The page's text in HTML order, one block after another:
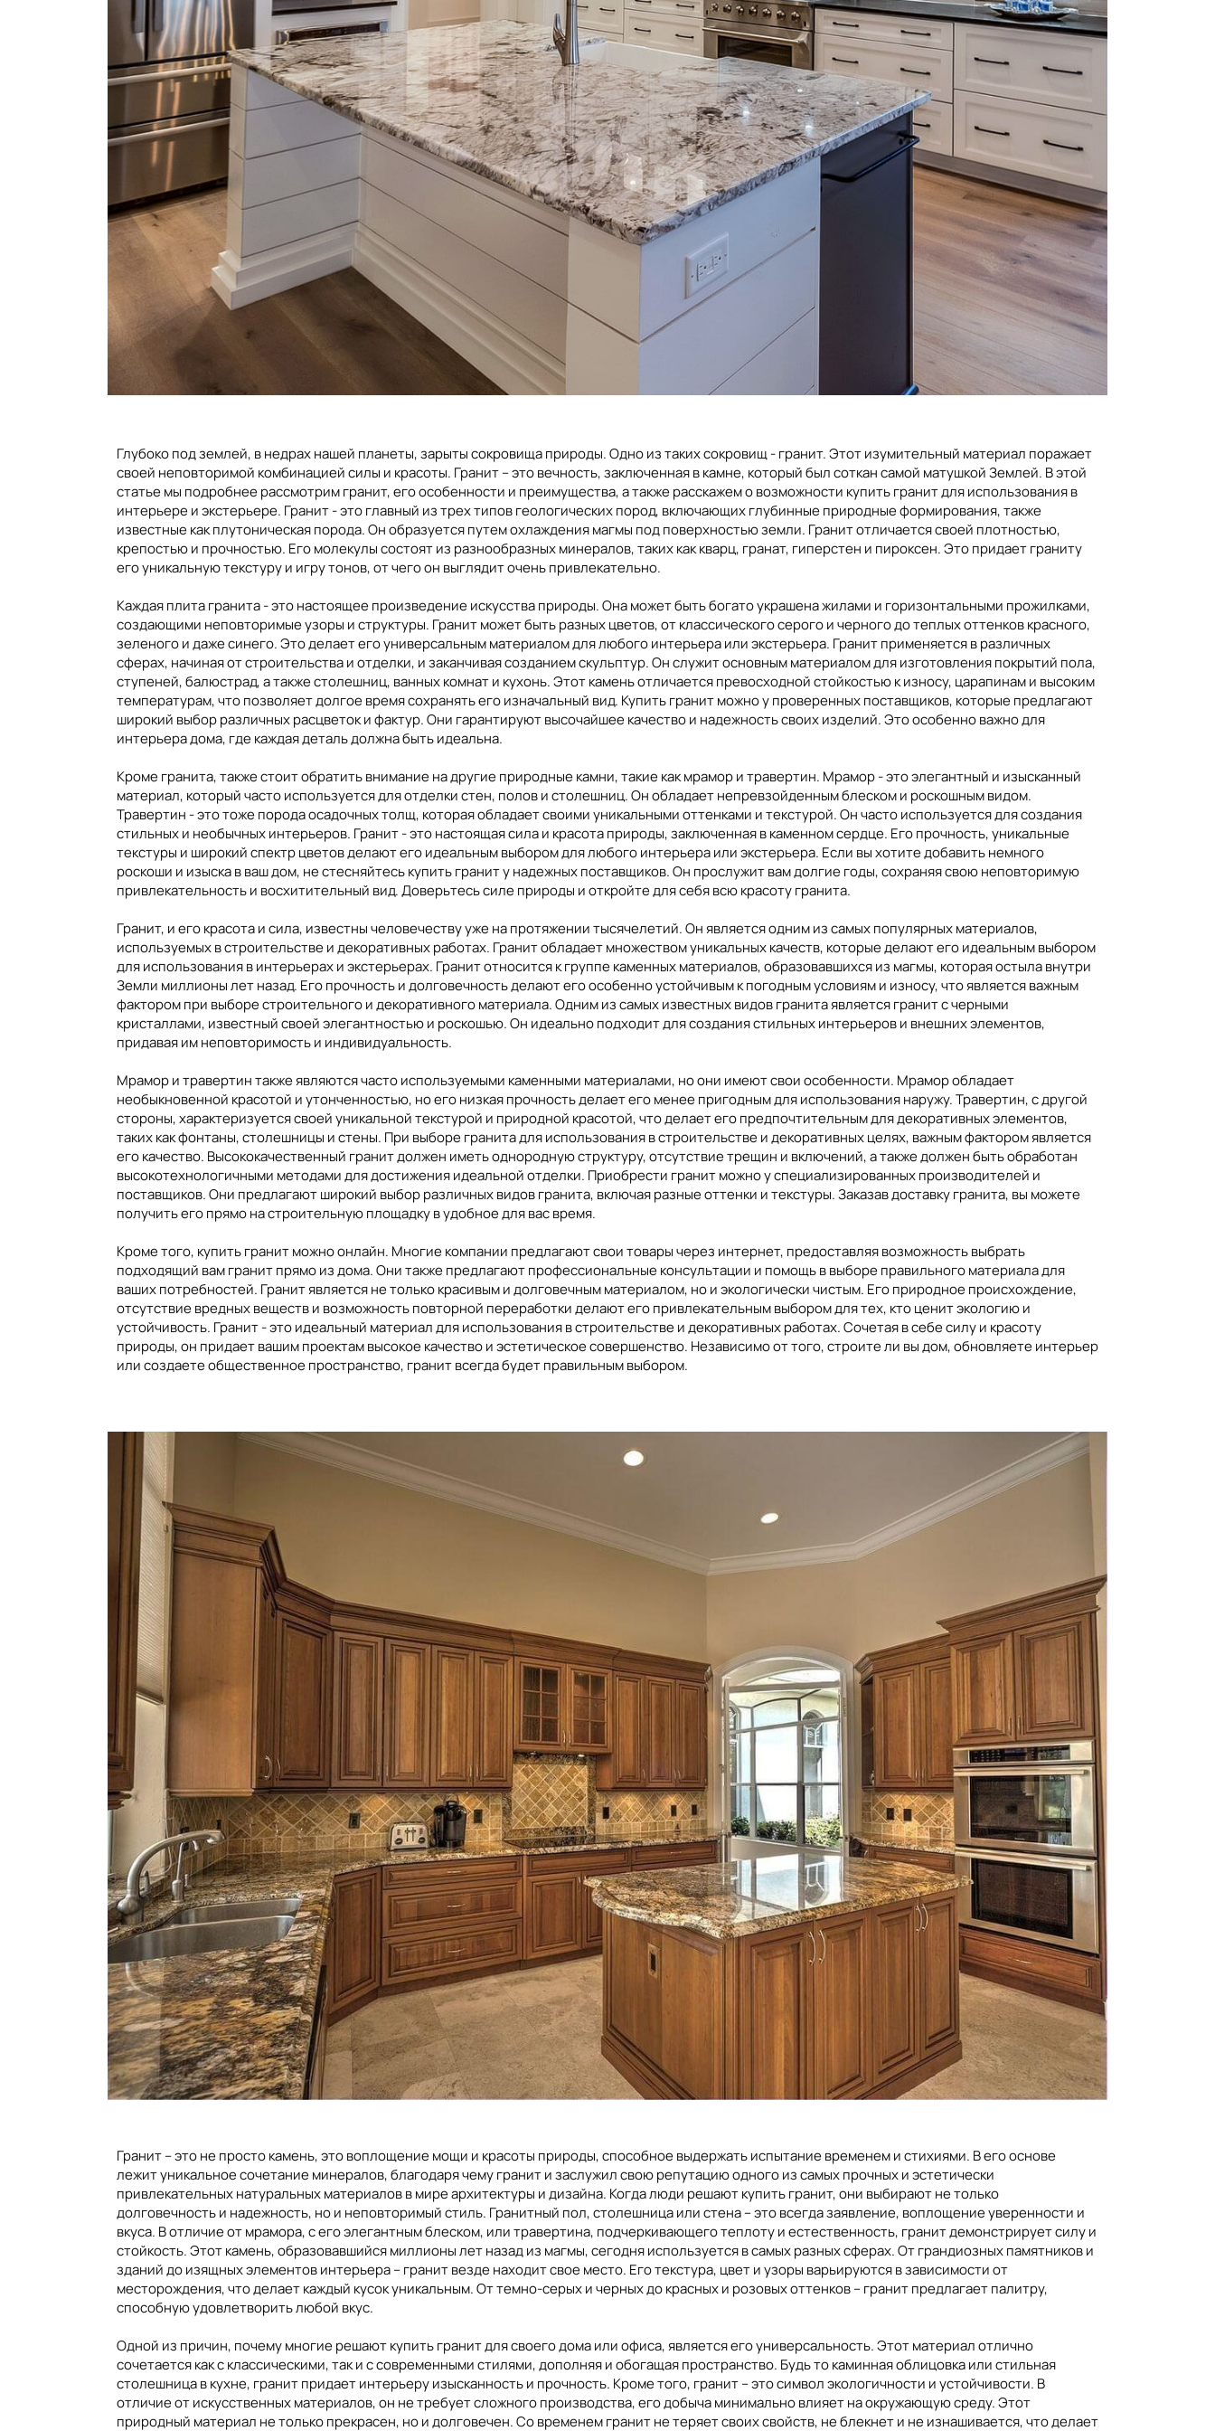
Марокко Камбоджа Пакистан Вьетнам Тунис Кыргызстан Франция Казахстан Канада
Глубоко под землей, в недрах нашей планеты, зарыты сокровища природы. Одно из таких сокровищ - гранит. Этот изумительный материал поражает
своей неповторимой комбинацией силы и красоты. Гранит – это вечность, заключенная в камне, который был соткан самой матушкой Землей. В этой
статье мы подробнее рассмотрим гранит, его особенности и преимущества, а также расскажем о возможности купить гранит для использования в
интерьере и экстерьере. Гранит - это главный из трех типов геологических пород, включающих глубинные природные формирования, также
известные как плутоническая порода. Он образуется путем охлаждения магмы под поверхностью земли. Гранит отличается своей плотностью,
крепостью и прочностью. Его молекулы состоят из разнообразных минералов, таких как кварц, гранат, гиперстен и пироксен. Это придает граниту
его уникальную текстуру и игру тонов, от чего он выглядит очень привлекательно.
Каждая плита гранита - это настоящее произведение искусства природы. Она может быть богато украшена жилами и горизонтальными прожилками,
создающими неповторимые узоры и структуры. Гранит может быть разных цветов, от классического серого и черного до теплых оттенков красного,
зеленого и даже синего. Это делает его универсальным материалом для любого интерьера или экстерьера. Гранит применяется в различных
сферах, начиная от строительства и отделки, и заканчивая созданием скульптур. Он служит основным материалом для изготовления покрытий пола,
ступеней, балюстрад, а также столешниц, ванных комнат и кухонь. Этот камень отличается превосходной стойкостью к износу, царапинам и высоким
температурам, что позволяет долгое время сохранять его изначальный вид. Купить гранит можно у проверенных поставщиков, которые предлагают
широкий выбор различных расцветок и фактур. Они гарантируют высочайшее качество и надежность своих изделий. Это особенно важно для
интерьера дома, где каждая деталь должна быть идеальна.
Кроме гранита, также стоит обратить внимание на другие природные камни, такие как мрамор и травертин. Мрамор - это элегантный и изысканный
материал, который часто используется для отделки стен, полов и столешниц. Он обладает непревзойденным блеском и роскошным видом.
Травертин - это тоже порода осадочных толщ, которая обладает своими уникальными оттенками и текстурой. Он часто используется для создания
стильных и необычных интерьеров. Гранит - это настоящая сила и красота природы, заключенная в каменном сердце. Его прочность, уникальные
текстуры и широкий спектр цветов делают его идеальным выбором для любого интерьера или экстерьера. Если вы хотите добавить немного
роскоши и изыска в ваш дом, не стесняйтесь купить гранит у надежных поставщиков. Он прослужит вам долгие годы, сохраняя свою неповторимую
привлекательность и восхитительный вид. Доверьтесь силе природы и откройте для себя всю красоту гранита.
Гранит, и его красота и сила, известны человечеству уже на протяжении тысячелетий. Он является одним из самых популярных материалов,
используемых в строительстве и декоративных работах. Гранит обладает множеством уникальных качеств, которые делают его идеальным выбором
для использования в интерьерах и экстерьерах. Гранит относится к группе каменных материалов, образовавшихся из магмы, которая остыла внутри
Земли миллионы лет назад. Его прочность и долговечность делают его особенно устойчивым к погодным условиям и износу, что является важным
фактором при выборе строительного и декоративного материала. Одним из самых известных видов гранита является гранит с черными
кристаллами, известный своей элегантностью и роскошью. Он идеально подходит для создания стильных интерьеров и внешних элементов,
придавая им неповторимость и индивидуальность.
Мрамор и травертин также являются часто используемыми каменными материалами, но они имеют свои особенности. Мрамор обладает
необыкновенной красотой и утонченностью, но его низкая прочность делает его менее пригодным для использования наружу. Травертин, с другой
стороны, характеризуется своей уникальной текстурой и природной красотой, что делает его предпочтительным для декоративных элементов,
таких как фонтаны, столешницы и стены. При выборе гранита для использования в строительстве и декоративных целях, важным фактором является
его качество. Высококачественный гранит должен иметь однородную структуру, отсутствие трещин и включений, а также должен быть обработан
высокотехнологичными методами для достижения идеальной отделки. Приобрести гранит можно у специализированных производителей и
поставщиков. Они предлагают широкий выбор различных видов гранита, включая разные оттенки и текстуры. Заказав доставку гранита, вы можете
получить его прямо на строительную площадку в удобное для вас время.
Кроме того, купить гранит можно онлайн. Многие компании предлагают свои товары через интернет, предоставляя возможность выбрать
подходящий вам гранит прямо из дома. Они также предлагают профессиональные консультации и помощь в выборе правильного материала для
ваших потребностей. Гранит является не только красивым и долговечным материалом, но и экологически чистым. Его природное происхождение,
отсутствие вредных веществ и возможность повторной переработки делают его привлекательным выбором для тех, кто ценит экологию и
устойчивость. Гранит - это идеальный материал для использования в строительстве и декоративных работах. Сочетая в себе силу и красоту
природы, он придает вашим проектам высокое качество и эстетическое совершенство. Независимо от того, строите ли вы дом, обновляете интерьер
или создаете общественное пространство, гранит всегда будет правильным выбором.
Гранит – это не просто камень, это воплощение мощи и красоты природы, способное выдержать испытание временем и стихиями. В его основе
лежит уникальное сочетание минералов, благодаря чему гранит и заслужил свою репутацию одного из самых прочных и эстетически
привлекательных натуральных материалов в мире архитектуры и дизайна. Когда люди решают купить гранит, они выбирают не только
долговечность и надежность, но и неповторимый стиль. Гранитный пол, столешница или стена – это всегда заявление, воплощение уверенности и
вкуса. В отличие от мрамора, с его элегантным блеском, или травертина, подчеркивающего теплоту и естественность, гранит демонстрирует силу и
стойкость. Этот камень, образовавшийся миллионы лет назад из магмы, сегодня используется в самых разных сферах. От грандиозных памятников и
зданий до изящных элементов интерьера – гранит везде находит свое место. Его текстура, цвет и узоры варьируются в зависимости от
месторождения, что делает каждый кусок уникальным. От темно-серых и черных до красных и розовых оттенков – гранит предлагает палитру,
способную удовлетворить любой вкус.
Одной из причин, почему многие решают купить гранит для своего дома или офиса, является его универсальность. Этот материал отлично
сочетается как с классическими, так и с современными стилями, дополняя и обогащая пространство. Будь то каминная облицовка или стильная
столешница в кухне, гранит придает интерьеру изысканность и прочность. Кроме того, гранит – это символ экологичности и устойчивости. В
отличие от искусственных материалов, он не требует сложного производства, его добыча минимально влияет на окружающую среду. Этот
природный материал не только прекрасен, но и долговечен. Со временем гранит не теряет своих свойств, не блекнет и не изнашивается, что делает